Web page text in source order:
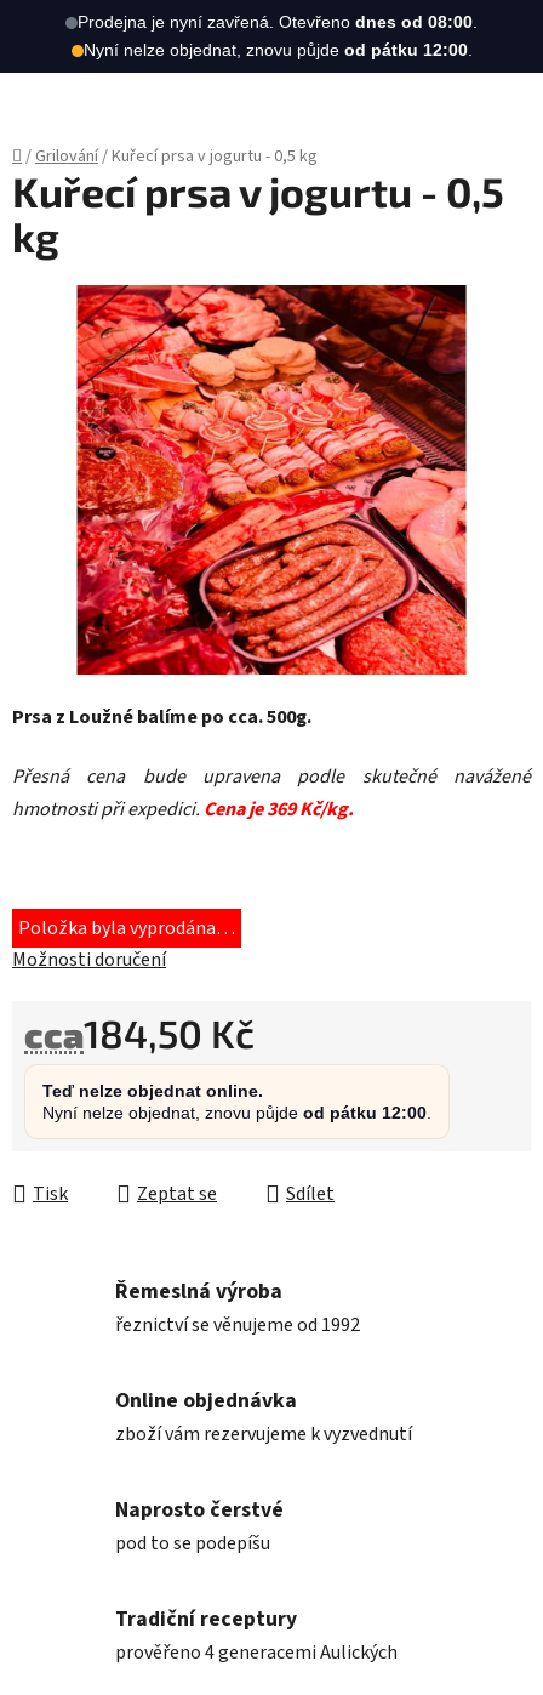
Prodejna je nyní zavřená. Otevřeno dnes od 08:00
Nyní nelze objednat, znovu půjde od pátku 12:00.
Hledat
KOŠÍK
Domů
/Grilování/Kuřecí prsa v jogurtu - 0,5 kg
Prsa z Loužné balíme po cca. 500g.
Přesná cena bude upravena podle skutečné navážené
hmotnosti při expedici. Cena je 369 Kč/kg.
Položka byla vyprodána…
Možnosti doručení
cca184,50 Kč
Měrná cena:
Teď nelze objednat online.
Nyní nelze objednat, znovu půjde od pátku 12:00
Tisk Zeptat se Sdílet
Kuřecí prsa v jogurtu - 0,5
kg
Řemeslná výroba
řeznictví se věnujeme od 1992
Online objednávka
zboží vám rezervujeme k vyzvednutí
Naprosto čerstvé
pod to se podepíšu
Tradiční receptury
prověřeno 4 generacemi Aulických